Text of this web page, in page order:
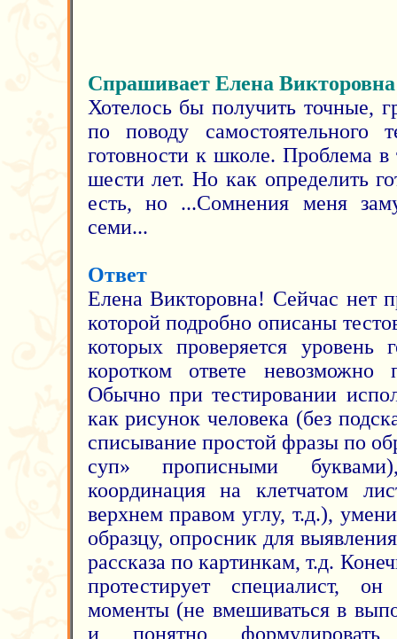
Спрашивает Елена Викторовна
Хотелось бы получить точные,
по поводу самостоятельного
готовности к школе. Проблема
шести лет. Но как определить
есть, но ...Сомнения меня
семи...
Ответ
Елена Викторовна! Сейчас нет
которой подробно описаны
которых проверяется
коротком ответе невозможно
Обычно при тестировании
как рисунок человека (без
списывание простой фразы по
суп» прописными
координация на клетчатом
верхнем правом углу, т.д.),
образцу, опросник для
рассказа по картинкам, т.д.
протестирует специалист,
моменты (не вмешиваться в
и понятно формулировать